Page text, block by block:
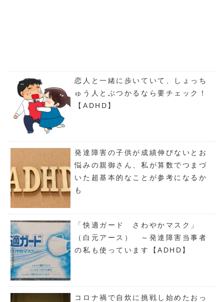
恋人と一緒に歩いていて、しょっち
ゅう人とぶつかるなら要チェック！
【ADHD】
発達障害の子供が成績伸びないとお
悩みの親御さん、私が算数でつまづ
いた超基本的なことが参考になるか
も
「快適ガード さわやかマスク」
（白元アース） ～発達障害当事者
の私も使っています【ADHD】
コロナ禍で自炊に挑戦し始めたおっ